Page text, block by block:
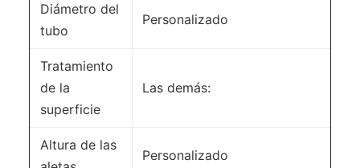
Diámetro del
tubo
Personalizado
Tratamiento
de la
superficie
Las demás:
Altura de las
Personalizado